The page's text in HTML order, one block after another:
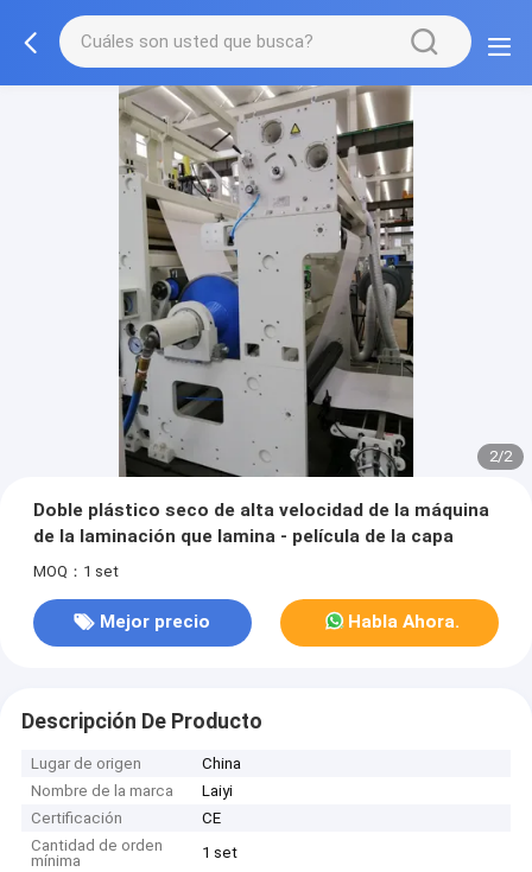
2/2
Doble plástico seco de alta velocidad de la máquina
de la laminación que lamina - película de la capa
MOQ：1 set
Mejor precio Habla Ahora.
Descripción De Producto
Lugar de origen
China
Nombre de la marca
Laiyi
Certificación
CE
Cantidad de orden
mínima
1 set